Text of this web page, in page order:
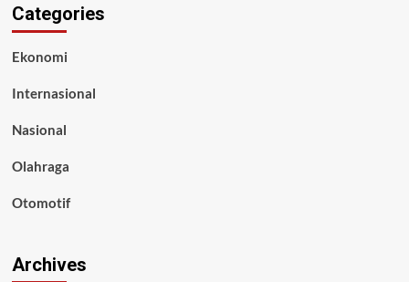
Categories
Ekonomi
Internasional
Nasional
Olahraga
Otomotif
Archives